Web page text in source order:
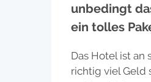
unbedingt
ein tolles
Das Hotel ist
richtig viel Geld